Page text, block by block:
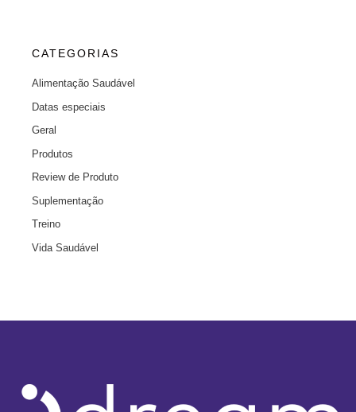
CATEGORIAS
Alimentação Saudável
Datas especiais
Geral
Produtos
Review de Produto
Suplementação
Treino
Vida Saudável